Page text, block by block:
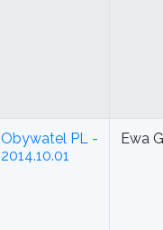
Obywatel PL -
2014.10.01
Ewa